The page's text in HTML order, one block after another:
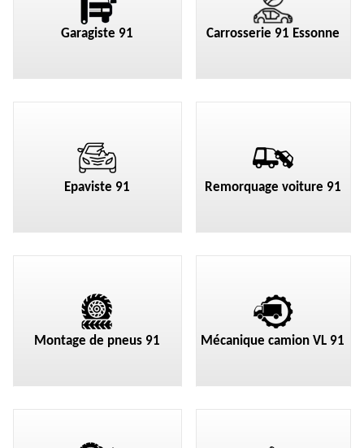
Garagiste 91 Carrosserie 91 Essonne
Epaviste 91 Remorquage voiture 91
Montage de pneus 91 Mécanique camion VL 91